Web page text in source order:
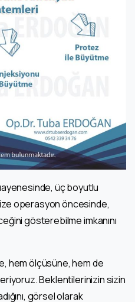
üç boyutlu
operasyon öncesinde,
gösterebilme imkanını
hem ölçüsüne, hem de
Beklentilerinizin sizin
görsel olarak